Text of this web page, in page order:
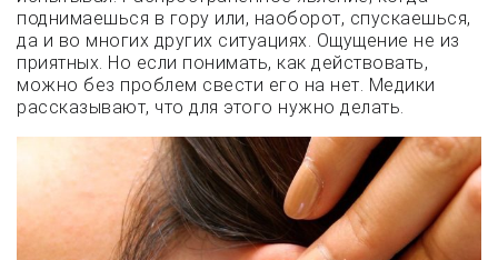
поднимаешься в гору или, наоборот, спускаешься,
да и во многих других ситуациях. Ощущение не из
приятных. Но если понимать, как действовать,
можно без проблем свести его на нет. Медики
рассказывают, что для этого нужно делать.